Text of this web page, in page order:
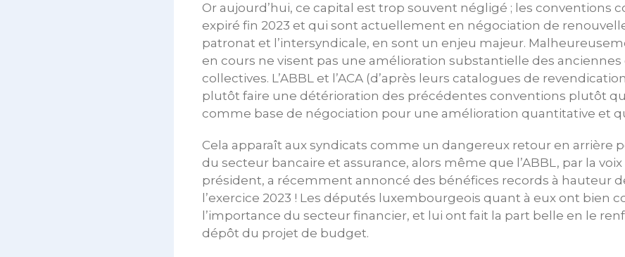
Or aujourd’hui, ce capital est trop souvent négligé ; les conventions
expiré fin 2023 et qui sont actuellement en négociation de
patronat et l’intersyndicale, en sont un enjeu majeur.
en cours ne visent pas une amélioration substantielle des
collectives. L’ABBL et l’ACA (d’après leurs catalogues de
plutôt faire une détérioration des précédentes conventions plutôt
comme base de négociation pour une amélioration quantitative et
Cela apparaît aux syndicats comme un dangereux retour en arrière
du secteur bancaire et assurance, alors même que l’ABBL, par la
président, a récemment annoncé des bénéfices records à hauteur
l’exercice 2023 ! Les députés luxembourgeois quant à eux ont bien
l’importance du secteur financier, et lui ont fait la part belle en le
dépôt du projet de budget.